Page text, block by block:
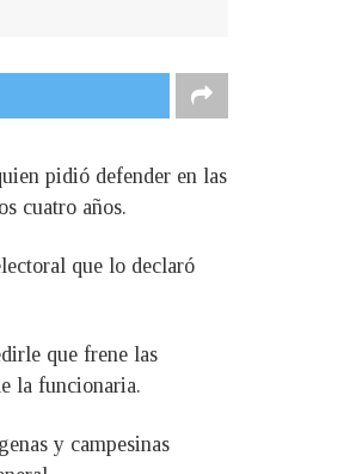
pidió defender en las
cuatro años.
que lo declaró
que frene las
la funcionaria.
y campesinas